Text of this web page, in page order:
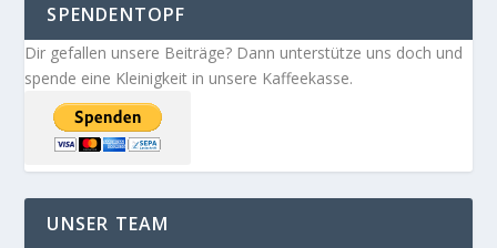
SPENDENTOPF
Dir gefallen unsere Beiträge? Dann unterstütze uns doch und
spende eine Kleinigkeit in unsere Kaffeekasse.
UNSER TEAM